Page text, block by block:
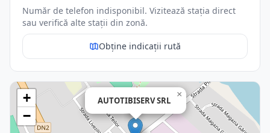
Număr de telefon indisponibil. Vizitează stația direct
sau verifică alte stații din zonă.
Obține indicații rută
AUTOTIBISERV SRL
×
+
−